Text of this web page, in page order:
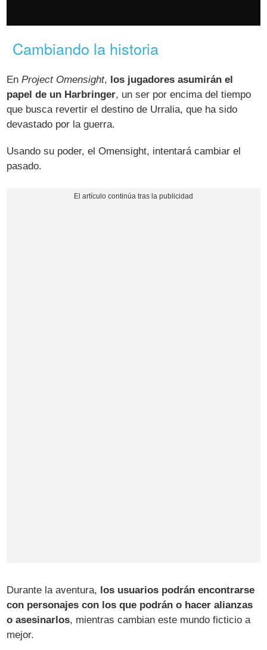
Cambiando la historia
EnProject Omensight, los jugadores asumirán el
papel de un Harbringer, un ser por encima del tiempo
que busca revertir el destino de Urralia, que ha sido
devastado por la guerra.
Usando su poder, el Omensight, intentará cambiar el
pasado.
Durante la aventura, los usuarios podrán encontrarse
con personajes con los que podrán o hacer alianzas
o asesinarlos, mientras cambian este mundo ficticio a
mejor.